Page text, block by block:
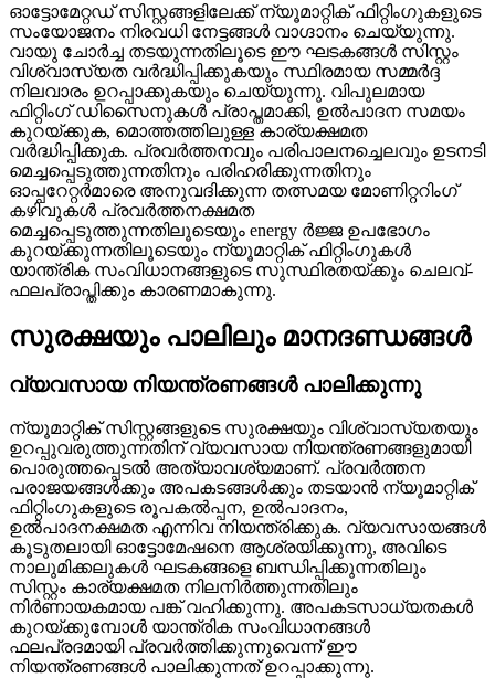
ഓട്ടോമേറ്റഡ് സിസ്റ്റങ്ങളിലേക്ക് ന്യൂമാറ്റിക് ഫിറ്റിംഗുകളുടെ
സംയോജനം നിരവധി നേട്ടങ്ങൾ വാഗ്ദാനം ചെയ്യുന്നു.
വായു ചോർച്ച തടയുന്നതിലൂടെ ഈ ഘടകങ്ങൾ സിസ്റ്റം
വിശ്വാസ്യത വർദ്ധിപ്പിക്കുകയും സ്ഥിരമായ സമ്മർദ്ദ
നിലവാരം ഉറപ്പാക്കുകയും ചെയ്യുന്നു. വിപുലമായ
ഫിറ്റിംഗ് ഡിസൈനുകൾ പ്രാപ്തമാക്കി, ഉൽപാദന സമയം
കുറയ്ക്കുക, മൊത്തത്തിലുള്ള കാര്യക്ഷമത
വർദ്ധിപ്പിക്കുക. പ്രവർത്തനവും പരിപാലനച്ചെലവും ഉടനടി
മെച്ചപ്പെടുത്തുന്നതിനും പരിഹരിക്കുന്നതിനും
ഓപ്പറേറ്റർമാരെ അനുവദിക്കുന്ന തത്സമയ മോണിറ്ററിംഗ്
കഴിവുകൾ പ്രവർത്തനക്ഷമത
മെച്ചപ്പെടുത്തുന്നതിലൂടെയും energy ർജ്ജ ഉപഭോഗം
കുറയ്ക്കുന്നതിലൂടെയും ന്യൂമാറ്റിക് ഫിറ്റിംഗുകൾ
യാന്ത്രിക സംവിധാനങ്ങളുടെ സുസ്ഥിരതയ്ക്കും ചെലവ്-
ഫലപ്രാപ്തിക്കും കാരണമാകുന്നു.
സുരക്ഷയും പാലിലും മാനദണ്ഡങ്ങൾ
വ്യവസായ നിയന്ത്രണങ്ങൾ പാലിക്കുന്നു
ന്യൂമാറ്റിക് സിസ്റ്റങ്ങളുടെ സുരക്ഷയും വിശ്വാസ്യതയും
ഉറപ്പുവരുത്തുന്നതിന് വ്യവസായ നിയന്ത്രണങ്ങളുമായി
പൊരുത്തപ്പെടൽ അത്യാവശ്യമാണ്. പ്രവർത്തന
പരാജയങ്ങൾക്കും അപകടങ്ങൾക്കും തടയാൻ ന്യൂമാറ്റിക്
ഫിറ്റിംഗുകളുടെ രൂപകൽപ്പന, ഉൽപാദനം,
ഉൽപാദനക്ഷമത എന്നിവ നിയന്ത്രിക്കുക. വ്യവസായങ്ങൾ
കൂടുതലായി ഓട്ടോമേഷനെ ആശ്രയിക്കുന്നു, അവിടെ
നാലുമിക്കലുകൾ ഘടകങ്ങളെ ബന്ധിപ്പിക്കുന്നതിലും
സിസ്റ്റം കാര്യക്ഷമത നിലനിർത്തുന്നതിലും
നിർണായകമായ പങ്ക് വഹിക്കുന്നു. അപകടസാധ്യതകൾ
കുറയ്ക്കുമ്പോൾ യാന്ത്രിക സംവിധാനങ്ങൾ
ഫലപ്രദമായി പ്രവർത്തിക്കുന്നുവെന്ന് ഈ
നിയന്ത്രണങ്ങൾ പാലിക്കുന്നത് ഉറപ്പാക്കുന്നു.